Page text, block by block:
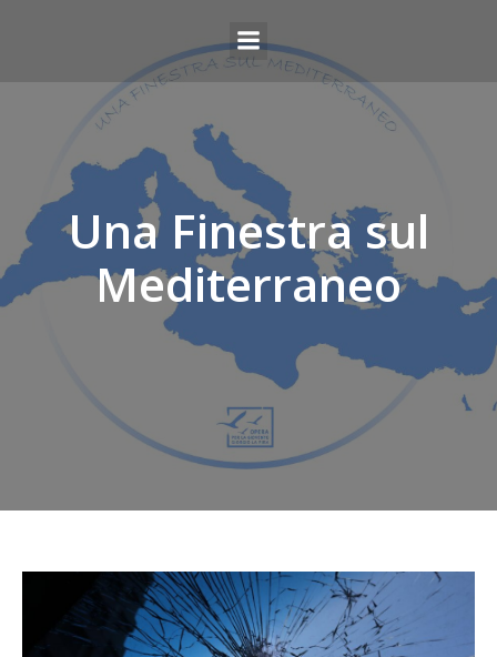
Una Finestra sul
Mediterraneo